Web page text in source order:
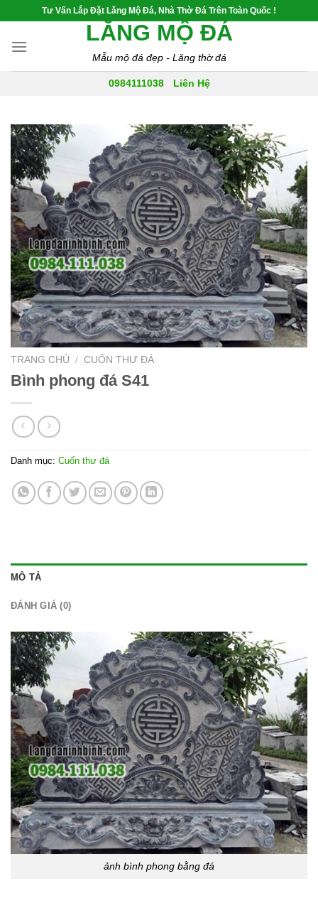
content
Tư Vấn Lắp Đặt Lăng Mộ Đá, Nhà Thờ Đá Trên Toàn Quốc !
LĂNG MỘ ĐÁ
Mẫu mộ đá đẹp - Lăng thờ đá
0984111038- Liên Hệ
TRANG CHỦ / CUỐN THƯ ĐÁ
Bình phong đá S41
Danh mục: Cuốn thư đá
MÔ TẢ
ĐÁNH GIÁ (0)
ảnh bình phong bằng đá